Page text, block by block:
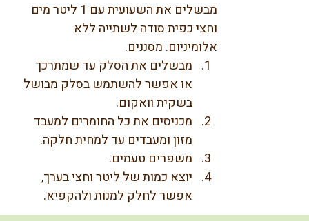
מבשלים את השעועית עם 1 ליטר מים
וחצי כפית סודה לשתייה ללא
אלומיניום. מסננים.
מבשלים את הסלק עד שמתרכך
או אפשר להשתמש בסלק מבושל
בשקית וואקום.
מכניסים את כל החומרים למעבד
מזון ומעבדים עד למחית חלקה.
משפרים טעמים.
יוצא כמות של ליטר וחצי בערך,
אפשר לחלק למנות ולהקפיא.